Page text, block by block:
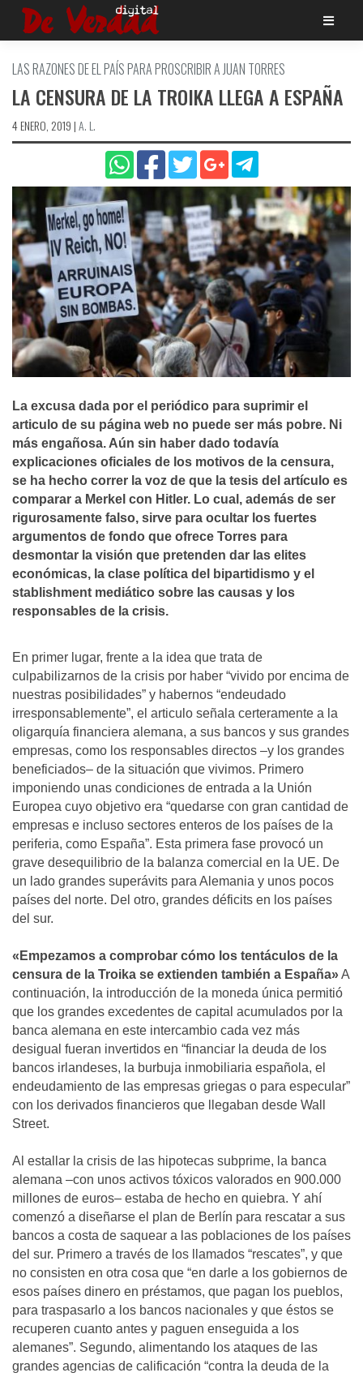
Saltar
LAS RAZONES DE EL PAÍ­S PARA PROSCRIBIR A JUAN TORRES
LA CENSURA DE LA TROIKA LLEGA A ESPAÑA
4 ENERO, 2019 |A. L.
La excusa dada por el periódico para suprimir el
articulo de su página web no puede ser más pobre. Ni
más engañosa. Aún sin haber dado todaví­a
explicaciones oficiales de los motivos de la censura,
se ha hecho correr la voz de que la tesis del artí­culo es
comparar a Merkel con Hitler. Lo cual, además de ser
rigurosamente falso, sirve para ocultar los fuertes
argumentos de fondo que ofrece Torres para
desmontar la visión que pretenden dar las elites
económicas, la clase polí­tica del bipartidismo y el
stablishment mediático sobre las causas y los
responsables de la crisis.
En primer lugar, frente a la idea que trata de
culpabilizarnos de la crisis por haber “vivido por encima de
nuestras posibilidades” y habernos “endeudado
irresponsablemente”, el articulo señala certeramente a la
oligarquía financiera alemana, a sus bancos y sus grandes
empresas, como los responsables directos –y los grandes
beneficiados– de la situación que vivimos. Primero
imponiendo unas condiciones de entrada a la Unión
Europea cuyo objetivo era “quedarse con gran cantidad de
empresas e incluso sectores enteros de los países de la
periferia, como España”. Esta primera fase provocó un
grave desequilibrio de la balanza comercial en la UE. De
un lado grandes superávits para Alemania y unos pocos
países del norte. Del otro, grandes déficits en los países
del sur.
«Empezamos a comprobar cómo los tentáculos de la
censura de la Troika se extienden también a España»A
continuación, la introducción de la moneda única permitió
que los grandes excedentes de capital acumulados por la
banca alemana en este intercambio cada vez más
desigual fueran invertidos en “financiar la deuda de los
bancos irlandeses, la burbuja inmobiliaria española, el
endeudamiento de las empresas griegas o para especular”
con los derivados financieros que llegaban desde Wall
Street.
Al estallar la crisis de las hipotecas subprime, la banca
alemana –con unos activos tóxicos valorados en 900.000
millones de euros– estaba de hecho en quiebra. Y ahí
comenzó a diseñarse el plan de Berlín para rescatar a sus
bancos a costa de saquear a las poblaciones de los países
del sur. Primero a través de los llamados “rescates”, y que
no consisten en otra cosa que “en darle a los gobiernos de
esos países dinero en préstamos, que pagan los pueblos,
para traspasarlo a los bancos nacionales y que éstos se
recuperen cuanto antes y paguen enseguida a los
alemanes”. Segundo, alimentando los ataques de las
grandes agencias de calificación “contra la deuda de la